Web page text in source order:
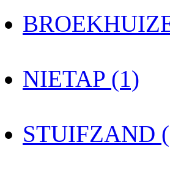
NIETAP (1)
STUIFZAND